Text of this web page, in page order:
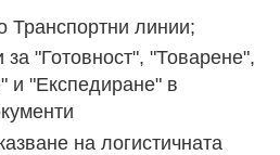
Транспортни линии;
"Готовност", "Товарене",
и "Експедиране" в
на логистичната